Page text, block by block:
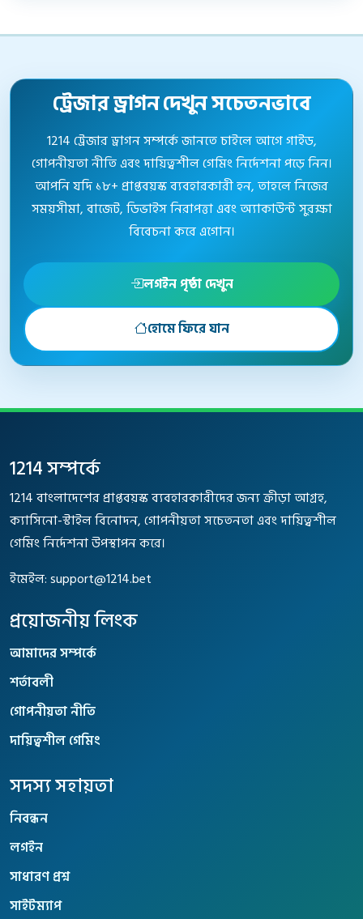
ট্রেজার ড্রাগন দেখুন সচেতনভাবে
1214 ট্রেজার ড্রাগন সম্পর্কে জানতে চাইলে আগে গাইড,
গোপনীয়তা নীতি এবং দায়িত্বশীল গেমিং নির্দেশনা পড়ে নিন।
আপনি যদি ১৮+ প্রাপ্তবয়স্ক ব্যবহারকারী হন, তাহলে নিজের
সময়সীমা, বাজেট, ডিভাইস নিরাপত্তা এবং অ্যাকাউন্ট সুরক্ষা
বিবেচনা করে এগোন।
লগইন পৃষ্ঠা দেখুন
হোমে ফিরে যান
1214 সম্পর্কে
1214 বাংলাদেশের প্রাপ্তবয়স্ক ব্যবহারকারীদের জন্য ক্রীড়া আগ্রহ,
ক্যাসিনো-স্টাইল বিনোদন, গোপনীয়তা সচেতনতা এবং দায়িত্বশীল
গেমিং নির্দেশনা উপস্থাপন করে।
ইমেইল:support@1214.bet
প্রয়োজনীয় লিংক
আমাদের সম্পর্কে
শর্তাবলী
গোপনীয়তা নীতি
দায়িত্বশীল গেমিং
সদস্য সহায়তা
নিবন্ধন
লগইন
সাধারণ প্রশ্ন
সাইটম্যাপ